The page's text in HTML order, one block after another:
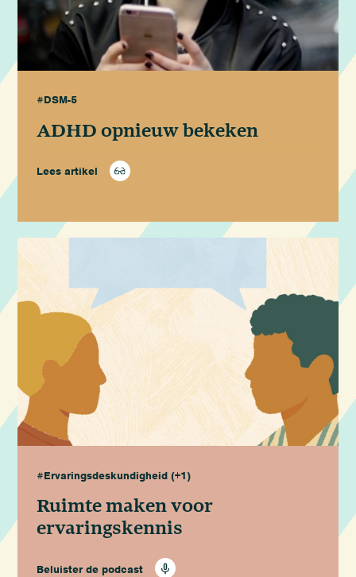
#DSM-5
ADHD opnieuw bekeken
Lees artikel
#Ervaringsdeskundigheid(+1)
Ruimte maken voor
ervaringskennis
Beluister de podcast